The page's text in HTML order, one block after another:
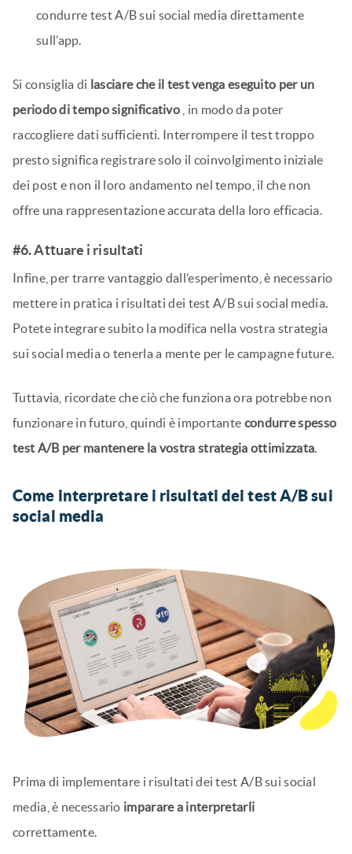
condurre test A/B sui social media direttamente
sull’app.
Si consiglia di lasciare che il test venga eseguito per un
periodo di tempo significativo
, in modo da poter
raccogliere dati sufficienti. Interrompere il test troppo
presto significa registrare solo il coinvolgimento iniziale
dei post e non il loro andamento nel tempo, il che non
offre una rappresentazione accurata della loro efficacia.
#6. Attuare i risultati
Infine, per trarre vantaggio dall’esperimento, è necessario
mettere in pratica i risultati dei test A/B sui social media.
Potete integrare subito la modifica nella vostra strategia
sui social media o tenerla a mente per le campagne future.
Tuttavia, ricordate che ciò che funziona ora potrebbe non
funzionare in futuro, quindi è importante condurre spesso
test A/B per mantenere la vostra strategia ottimizzata.
Come interpretare i risultati dei test A/B sui
social media
Prima di implementare i risultati dei test A/B sui social
media, è necessario imparare a interpretarli
correttamente.